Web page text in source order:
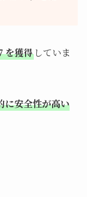
を獲得していま
に安全性が高い